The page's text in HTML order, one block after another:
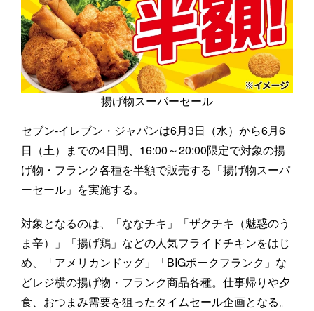
揚げ物スーパーセール
セブン‐イレブン・ジャパンは6月3日（水）から6月6
日（土）までの4日間、16:00～20:00限定で対象の揚
げ物・フランク各種を半額で販売する「揚げ物スーパ
ーセール」を実施する。
対象となるのは、「ななチキ」「ザクチキ（魅惑のう
ま辛）」「揚げ鶏」などの人気フライドチキンをはじ
め、「アメリカンドッグ」「BIGポークフランク」な
どレジ横の揚げ物・フランク商品各種。仕事帰りや夕
食、おつまみ需要を狙ったタイムセール企画となる。